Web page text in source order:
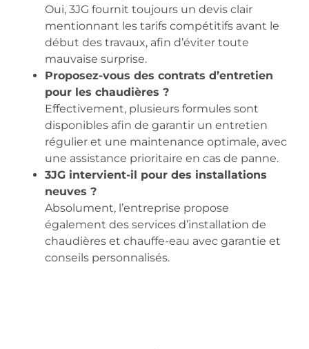
Oui, 3JG fournit toujours un devis clair
mentionnant les tarifs compétitifs avant le
début des travaux, afin d’éviter toute
mauvaise surprise.
Proposez-vous des contrats d’entretien
pour les chaudières ?
Effectivement, plusieurs formules sont
disponibles afin de garantir un entretien
régulier et une maintenance optimale, avec
une assistance prioritaire en cas de panne.
3JG intervient-il pour des installations
neuves ?
Absolument, l’entreprise propose
également des services d’installation de
chaudières et chauffe-eau avec garantie et
conseils personnalisés.